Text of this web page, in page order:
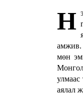
Н
амжив.
мөн
аялал